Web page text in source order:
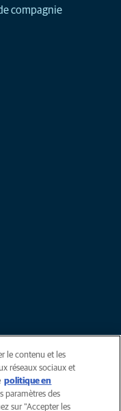
compagnie
le contenu et les
réseaux sociaux et
politique en
paramètres des
sur "Accepter les